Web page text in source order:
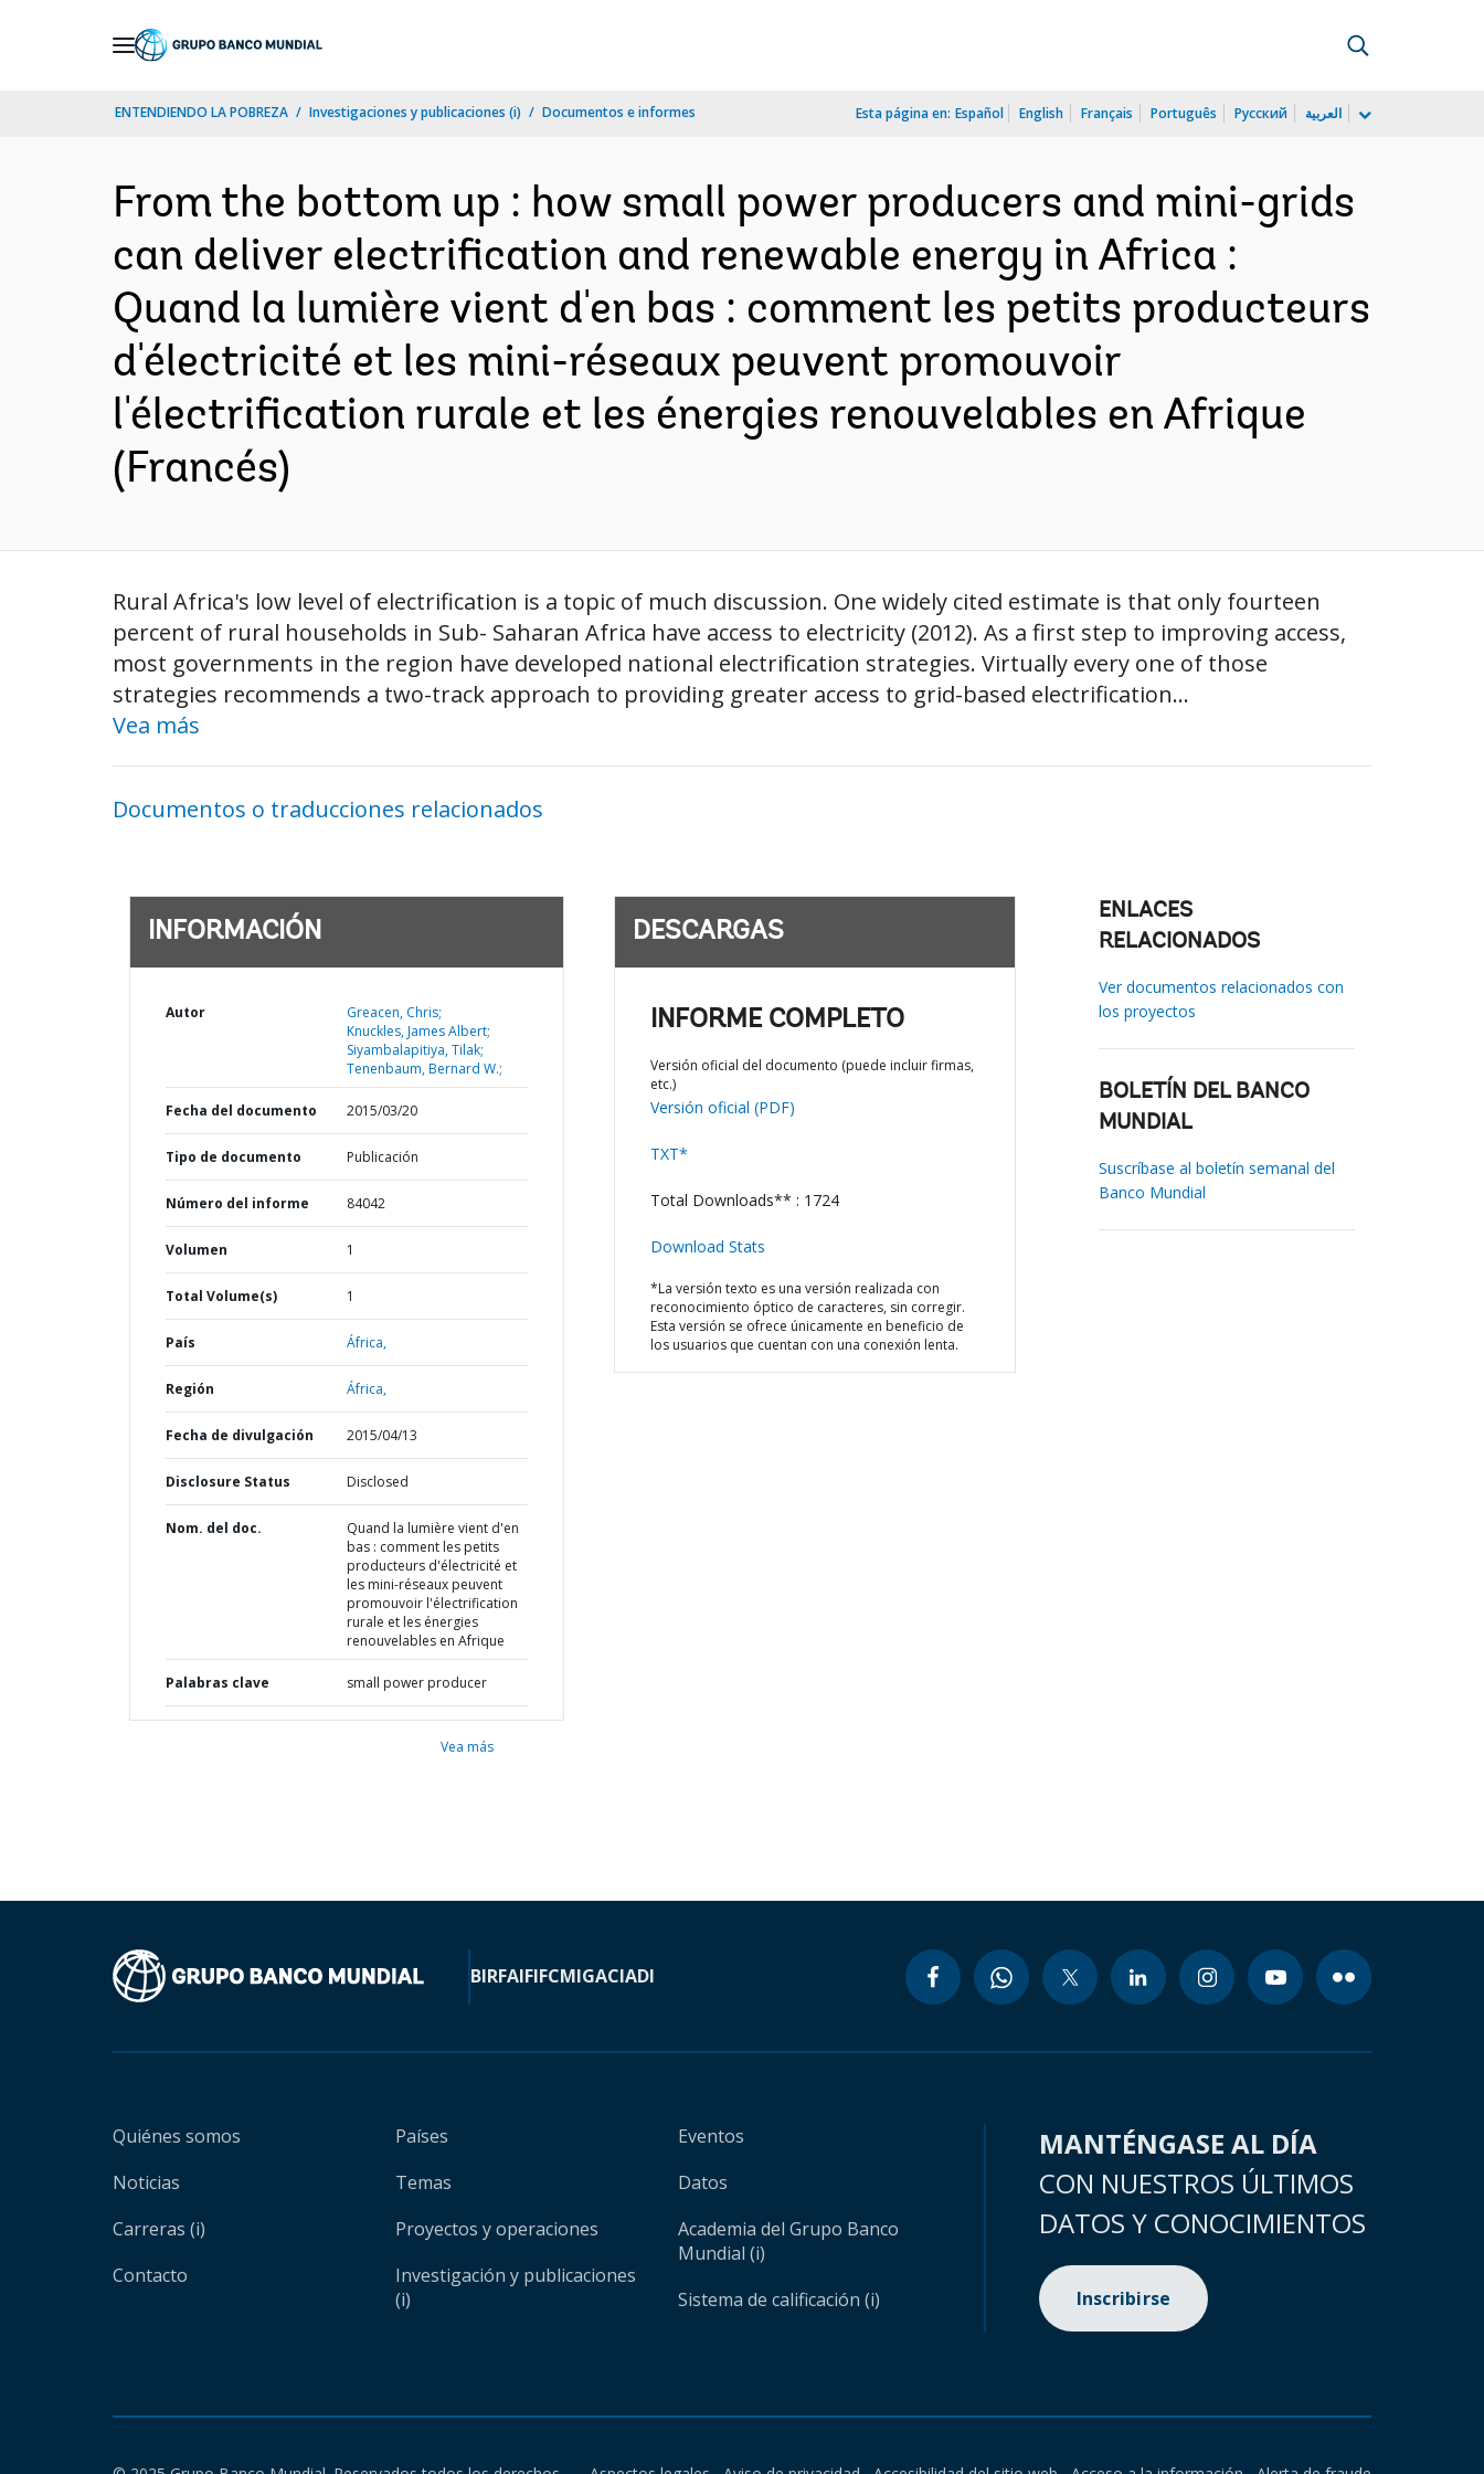
ENTENDIENDO LA POBREZA Investigaciones y publicaciones (i) Documentos e informes Esta página en: Español English Français Português Русский العربية
From the bottom up : how small power producers and mini-grids
can deliver electrification and renewable energy in Africa :
Quand la lumière vient d'en bas : comment les petits producteurs
d'électricité et les mini-réseaux peuvent promouvoir
l'électrification rurale et les énergies renouvelables en Afrique
(Francés)
Rural Africa's low level of electrification is a topic of much discussion. One widely cited estimate is that only fourteen
percent of rural households in Sub- Saharan Africa have access to electricity (2012). As a first step to improving access,
most governments in the region have developed national electrification strategies. Virtually every one of those
strategies recommends a two-track approach to providing greater access to grid-based electrification...
Vea más
Documentos o traducciones relacionados
INFORMACIÓN
Autor
Greacen, Chris;
Knuckles, James Albert;
Siyambalapitiya, Tilak;
Tenenbaum, Bernard W.;
Fecha del documento 2015/03/20
Tipo de documento Publicación
Número del informe 84042
Volumen 1
Total Volume(s) 1
País África,
Región África,
Fecha de divulgación 2015/04/13
Disclosure Status Disclosed
Nom. del doc.
Quand la lumière vient d'en
bas : comment les petits
producteurs d'électricité et
les mini-réseaux peuvent
promouvoir l'électrification
rurale et les énergies
renouvelables en Afrique
Palabras clave small power producer
Vea más
DESCARGAS
INFORME COMPLETO
Versión oficial del documento (puede incluir firmas,
etc.)
Versión oficial (PDF)
TXT*
Total Downloads** : 1724
Download Stats
*La versión texto es una versión realizada con
reconocimiento óptico de caracteres, sin corregir.
Esta versión se ofrece únicamente en beneficio de
los usuarios que cuentan con una conexión lenta.
ENLACES
RELACIONADOS
Ver documentos relacionados con
los proyectos
BOLETÍN DEL BANCO
MUNDIAL
Suscríbase al boletín semanal del
Banco Mundial
BIRFAIFIFCMIGACIADI
Quiénes somos
Noticias
Carreras (i)
Contacto
Países
Temas
Proyectos y operaciones
Investigación y publicaciones
(i)
Eventos
Datos
Academia del Grupo Banco
Mundial (i)
Sistema de calificación (i)
MANTÉNGASE AL DÍA
CON NUESTROS ÚLTIMOS
DATOS Y CONOCIMIENTOS
Inscribirse